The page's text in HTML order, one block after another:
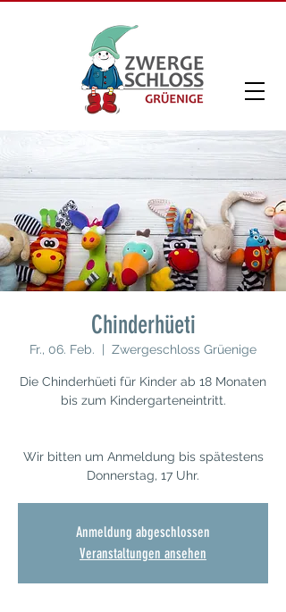
Chinderhüeti
Fr., 06. Feb. Zwergeschloss Grüenige
Die Chinderhüeti für Kinder ab 18 Monaten
bis zum Kindergarteneintritt.
Wir bitten um Anmeldung bis spätestens
Donnerstag, 17 Uhr.
Anmeldung abgeschlossen
Veranstaltungen ansehen